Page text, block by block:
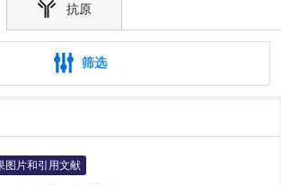
抗原
筛选
图片和引用文献